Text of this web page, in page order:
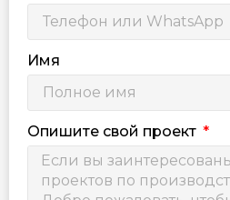
Имя
Опишите свой проект